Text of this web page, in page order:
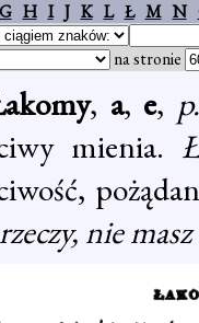
G H I J K L Ł M N
na stronie
, a, e,
mienia.
nie